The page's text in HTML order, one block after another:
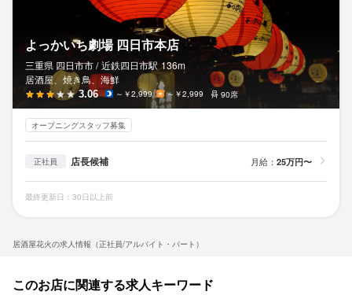
居酒屋花火の求人情報（正社員/アルバイト・パート）
よっかいち劇場 四日市本店
三重県 四日市市 / 近鉄四日市駅 136m
居酒屋、焼き鳥、海鮮
3.06 ～￥2,999 ～￥2,999 90席
オープニングスタッフ募集
正社員 店長候補 月給： 25万円〜
最終更新日：30日以上前
このお店に関連する求人キーワード